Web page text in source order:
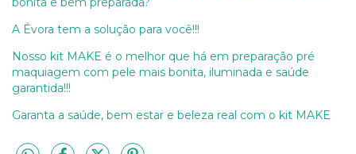
A Évora tem a solução para você!!!
Nosso kit MAKE é o melhor que há em preparação pré
maquiagem com pele mais bonita, iluminada e saúde
garantida!!!
Garanta a saúde, bem estar e beleza real com o kit MAKE